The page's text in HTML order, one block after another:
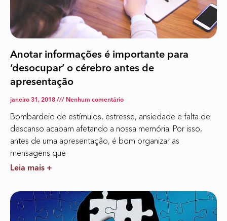
Anotar informações é importante para
‘desocupar’ o cérebro antes de
apresentação
janeiro 31, 2018 Nenhum comentário
Bombardeio de estímulos, estresse, ansiedade e falta de
descanso acabam afetando a nossa memória. Por isso,
antes de uma apresentação, é bom organizar as
mensagens que
Leia mais +